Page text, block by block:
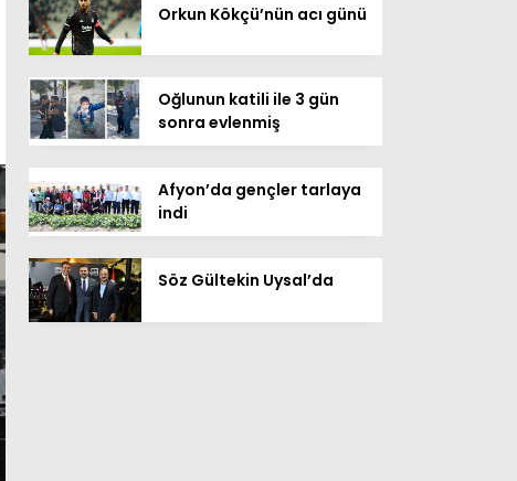
Orkun Kökçü’nün acı günü
Oğlunun katili ile 3 gün
sonra evlenmiş
Afyon’da gençler tarlaya
indi
Söz Gültekin Uysal’da